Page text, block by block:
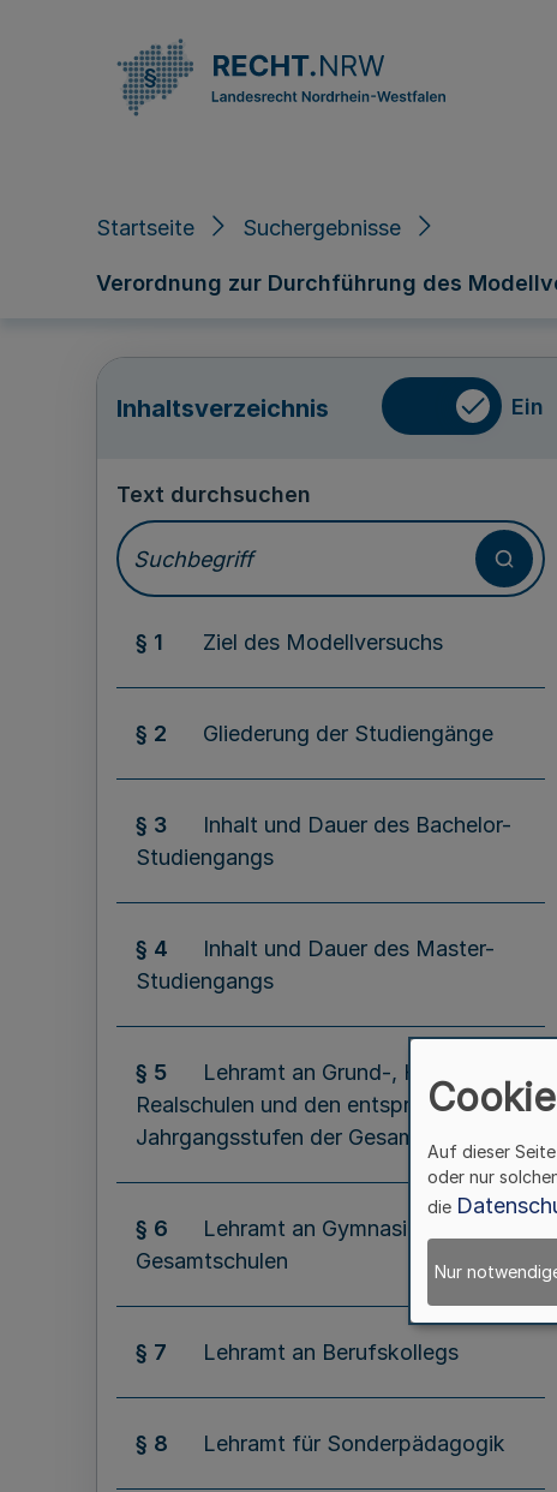
Startseite Suchergebnisse
Verordnung zur Durchführung des
Inhaltsverzeichnis Ein
Text durchsuchen
§ 1 Ziel des Modellversuchs
§ 2 Gliederung der Studiengänge
§ 3
Inhalt und Dauer des Bachelor-
Studiengangs
§ 4
Inhalt und Dauer des Master-
Studiengangs
§ 5
Lehramt an Grund-, Haupt- und
Realschulen und den entsprechenden
Jahrgangsstufen der Gesamtschulen
§ 6
Lehramt an Gymnasien und
Gesamtschulen
§ 7 Lehramt an Berufskollegs
§ 8 Lehramt für Sonderpädagogik
Auf dieser
oder nur
die
Nur